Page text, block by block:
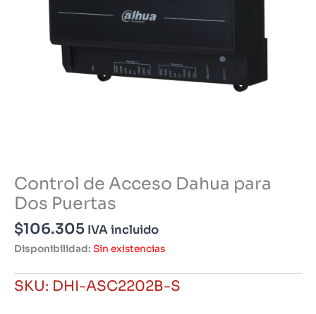
Control de Acceso Dahua para
Dos Puertas
$106.305 IVA incluido
Disponibilidad: Sin existencias
SKU: DHI-ASC2202B-S